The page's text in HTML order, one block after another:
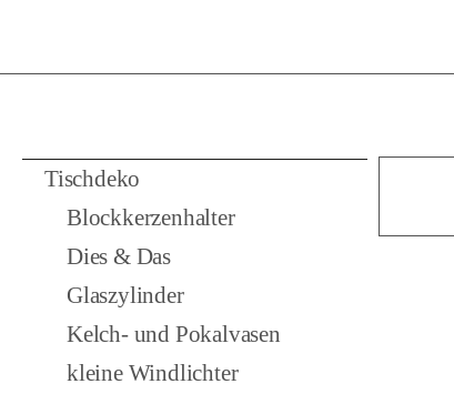
Tischdeko
Blockkerzenhalter
Dies & Das
Glaszylinder
Kelch- und Pokalvasen
kleine Windlichter